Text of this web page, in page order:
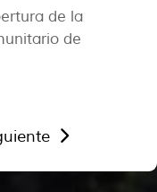
de la
de